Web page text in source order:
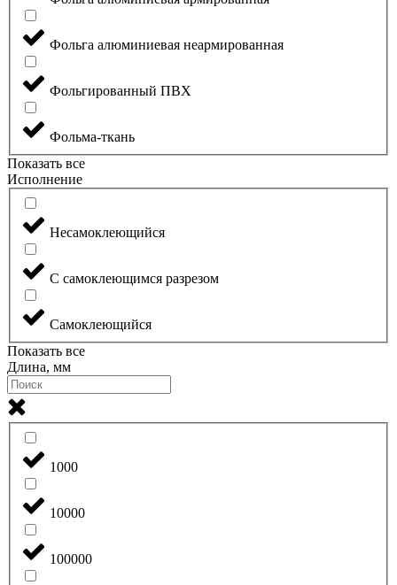
Фольга алюминиевая неармированная
Фольгированный ПВХ
Фольма-ткань
Показать все
Исполнение
Несамоклеющийся
С самоклеющимся разрезом
Самоклеющийся
Показать все
Длина, мм
1000
10000
100000